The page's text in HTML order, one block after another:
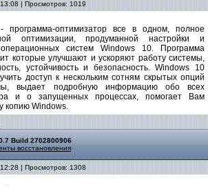
| Просмотров: 1019
- программа-оптимизатор все в одном, полное
оптимизации, продуманной настройки и
операционных систем Windows 10. Программа
которые улучшают и ускоряют работу системы,
устойчивость и безопасность. Windows 10
доступ к нескольким сотням скрытых опций
выдает подробную информацию обо всех
и о запущенных процессах, помогает Вам
копию Windows.
Build 2702800906
восстановления
| Просмотров: 1308